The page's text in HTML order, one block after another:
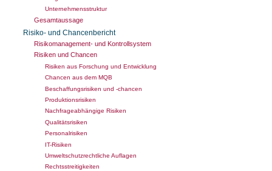
Unternehmensstruktur
Gesamtaussage
Risiko- und Chancenbericht
Risikomanagement- und Kontrollsystem
Risiken und Chancen
Risiken aus Forschung und Entwicklung
Chancen aus dem MQB
Beschaffungsrisiken und -chancen
Produktionsrisiken
Nachfrageabhängige Risiken
Qualitätsrisiken
Personalrisiken
IT-Risiken
Umweltschutzrechtliche Auflagen
Rechtsstreitigkeiten